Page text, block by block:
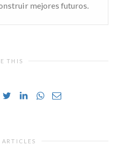
mejores futuros.
THIS
ARTICLES